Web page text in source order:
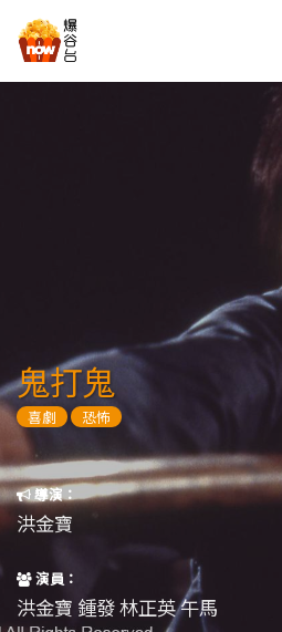
動畫
寫實紀錄
歌舞
運動
短片
鬼打鬼
喜劇 恐怖
導演：
洪金寶
演員：
洪金寶 鍾發 林正英 午馬